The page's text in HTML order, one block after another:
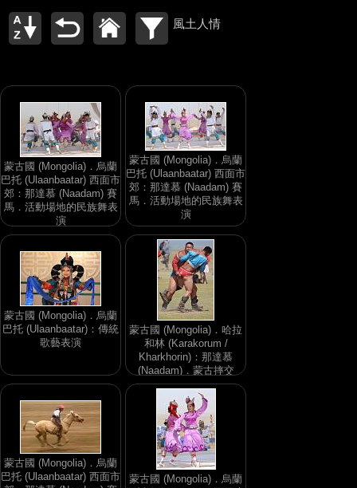
風土人情
蒙古國 (Mongolia)．烏蘭
巴托 (Ulaanbaatar) 西面市
郊：那達慕 (Naadam) 賽
馬．活動場地的民族舞表
演
蒙古國 (Mongolia)．烏蘭
巴托 (Ulaanbaatar) 西面市
郊：那達慕 (Naadam) 賽
馬．活動場地的民族舞表
演
蒙古國 (Mongolia)．烏蘭
巴托 (Ulaanbaatar)：傳統
歌藝表演
蒙古國 (Mongolia)．哈拉
和林 (Karakorum /
Kharkhorin)：那達慕
(Naadam)．蒙古摔交
蒙古國 (Mongolia)．烏蘭
巴托 (Ulaanbaatar) 西面市
蒙古國 (Mongolia)．烏蘭